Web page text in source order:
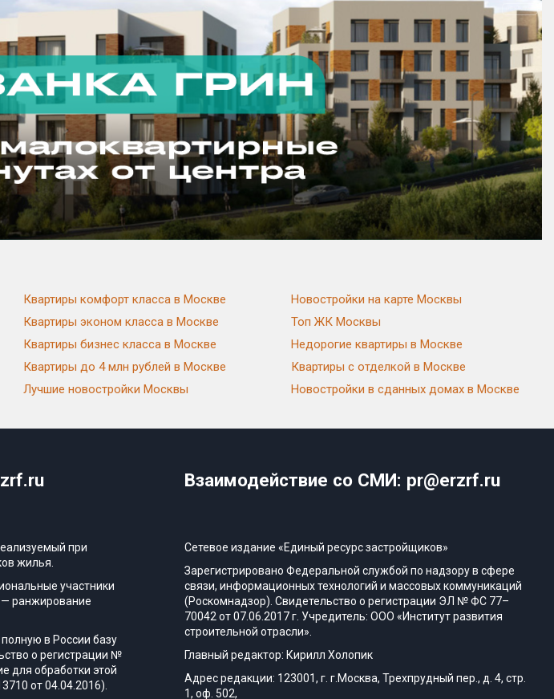
Квартиры комфорт класса в Москве
Квартиры эконом класса в Москве
Квартиры бизнес класса в Москве
Квартиры до 4 млн рублей в Москве
Лучшие новостройки Москвы
Новостройки на карте Москвы
Топ ЖК Москвы
Недорогие квартиры в Москве
Квартиры с отделкой в Москве
Новостройки в сданных домах в Москве
Взаимодействие со СМИ: pr@erzrf.ru
при
жилья.
участники
— ранжирование
в России базу
о регистрации №
для обработки этой
от 04.04.2016).
Сетевое издание «Единый ресурс застройщиков»
Зарегистрировано Федеральной службой по надзору в сфере
связи, информационных технологий и массовых коммуникаций
(Роскомнадзор). Свидетельство о регистрации ЭЛ № ФС 77–
70042 от 07.06.2017 г. Учредитель: ООО «Институт развития
строительной отрасли».
Главный редактор: Кирилл Холопик
Адрес редакции: 123001, г. г.Москва, Трехпрудный пер., д. 4, стр.
1, оф. 502,